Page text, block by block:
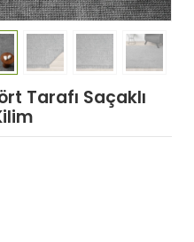
Tarafı Saçaklı